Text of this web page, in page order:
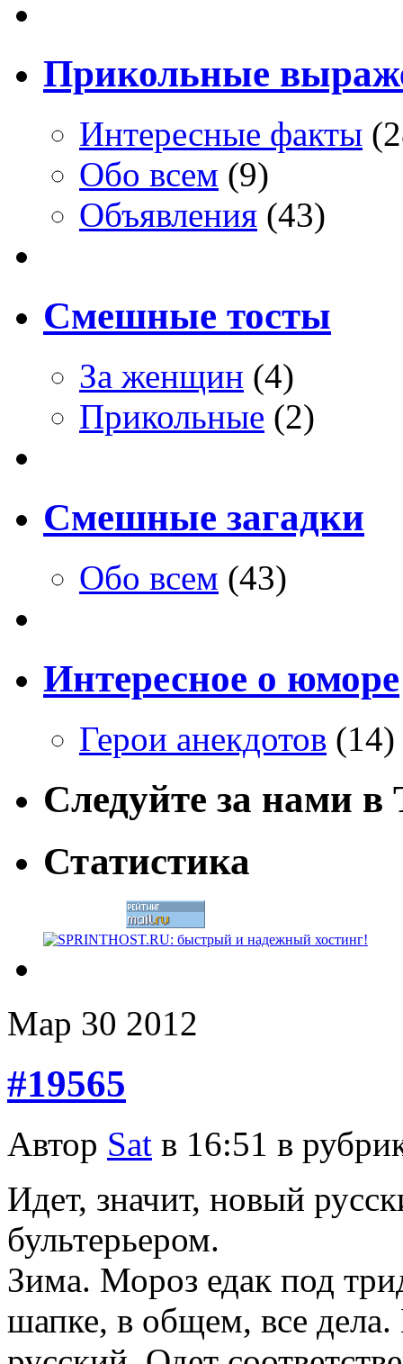
Прикольные
Интересные факты
Обо всем (9)
Объявления (43)
Смешные тосты
За женщин (4)
Прикольные (2)
Смешные загадки
Обо всем (43)
Интересное о юморе
Герои анекдотов (14)
Следуйте за нами
Статистика
Мар 30 2012
#19565
Автор Sat в 16:51 в
Идет, значит, новый
бультерьером.
Зима. Мороз едак под
шапке, в общем, все дела.